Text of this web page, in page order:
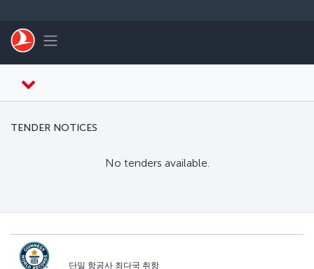
Toggle navigation
TENDER NOTICES
No tenders available.
단일 항공사 최다국 취항